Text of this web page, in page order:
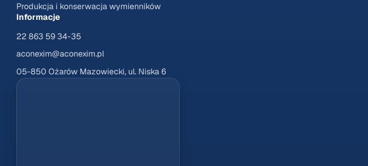
Produkcja i konserwacja wymienników
Informacje
22 863 59 34-35
aconexim@aconexim.pl
05-850 Ożarów Mazowiecki, ul. Niska 6